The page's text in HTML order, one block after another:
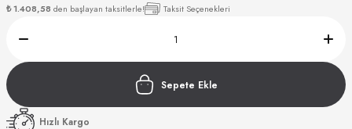
₺ 1.408,58 den başlayan taksitlerle! Taksit Seçenekleri
Sepete Ekle
Hızlı Kargo